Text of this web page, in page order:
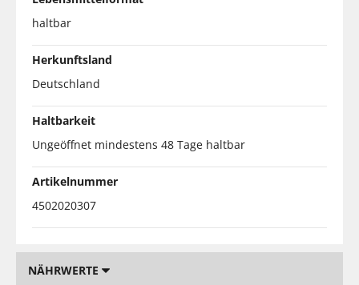
haltbar
Herkunftsland
Deutschland
Haltbarkeit
Ungeöffnet mindestens 48 Tage haltbar
Artikelnummer
4502020307
NÄHRWERTE